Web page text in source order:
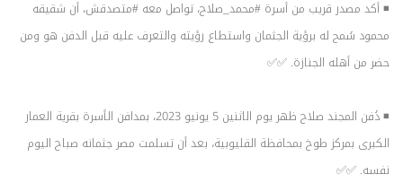
◾ أكد مصدر قريب من أسرة #محمد_صلاح، تواصل معه #متصدقش، أن شقيقه
محمود سُمح له برؤية الجثمان واستطاع رؤيته والتعرف عليه قبل الدفن هو ومن
حضر من أهله الجنازة. ✅✅
◾ دُفن المجند صلاح ظهر يوم الاثنين 5 يونيو 2023، بمدافن الأسرة بقرية العمار
الكبرى بمركز طوخ بمحافظة القليوبية، بعد أن تسلمت مصر جثمانه صباح اليوم
نفسه. ✅✅